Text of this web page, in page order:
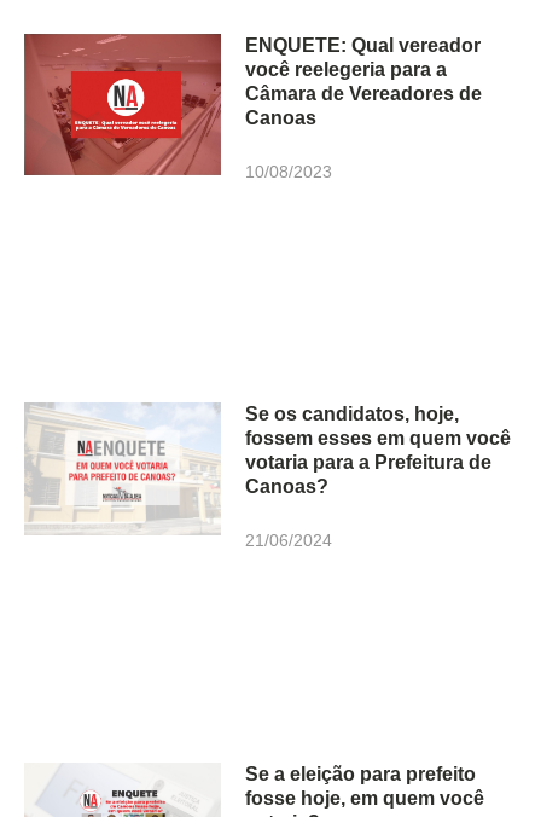
ENQUETE: Qual vereador
você reelegeria para a
Câmara de Vereadores de
Canoas
10/08/2023
Se os candidatos, hoje,
fossem esses em quem você
votaria para a Prefeitura de
Canoas?
21/06/2024
Se a eleição para prefeito
fosse hoje, em quem você